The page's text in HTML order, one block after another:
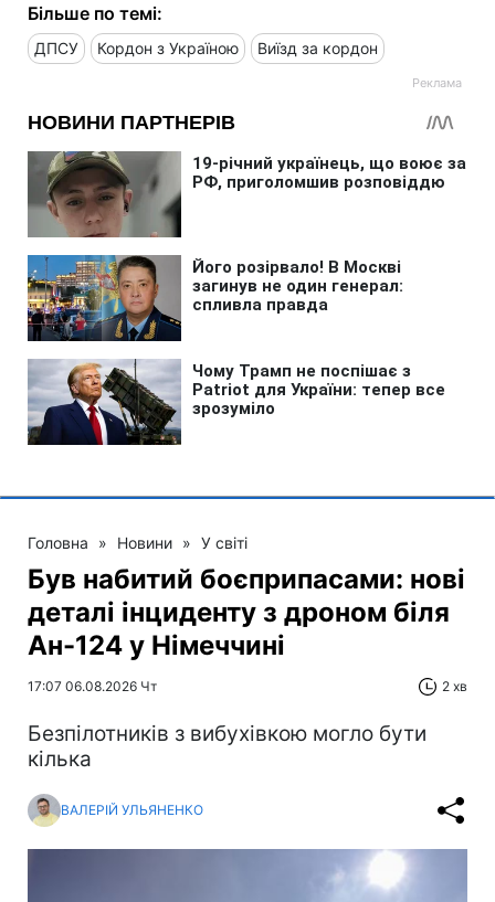
Більше по темі:
ДПСУ Кордон з Україною Виїзд за кордон
Головна » Новини » У світі
Був набитий боєприпасами: нові
деталі інциденту з дроном біля
Ан-124 у Німеччині
17:07 06.08.2026 Чт 2 хв
Безпілотників з вибухівкою могло бути
кілька
ВАЛЕРІЙ УЛЬЯНЕНКО